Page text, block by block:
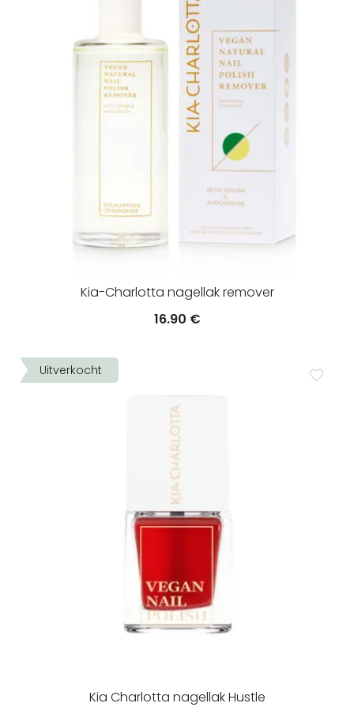
Kia-Charlotta nagellak remover
16.90 €
Uitverkocht
Kia Charlotta nagellak Hustle